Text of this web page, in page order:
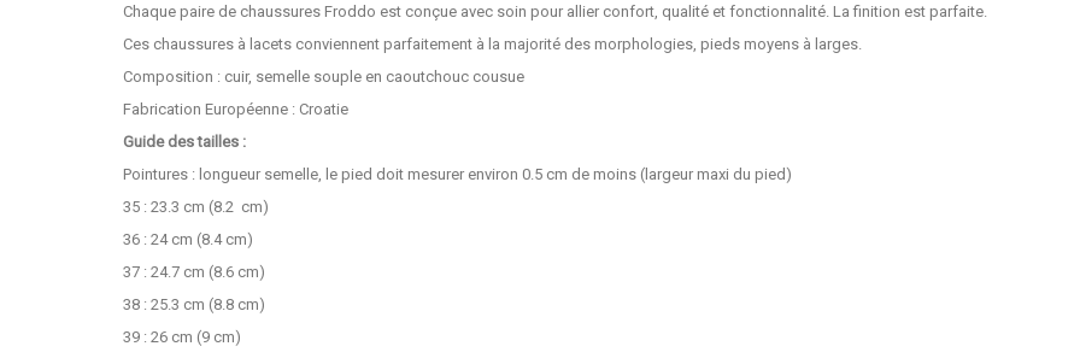
Chaque paire de chaussures Froddo est conçue avec soin pour allier confort, qualité et fonctionnalité. La finition est parfaite.
Ces chaussures à lacets conviennent parfaitement à la majorité des morphologies, pieds moyens à larges.
Composition : cuir, semelle souple en caoutchouc cousue
Fabrication Européenne : Croatie
Guide des tailles :
Pointures : longueur semelle, le pied doit mesurer environ 0.5 cm de moins (largeur maxi du pied)
35 : 23.3 cm (8.2 cm)
36 : 24 cm (8.4 cm)
37 : 24.7 cm (8.6 cm)
38 : 25.3 cm (8.8 cm)
39 : 26 cm (9 cm)